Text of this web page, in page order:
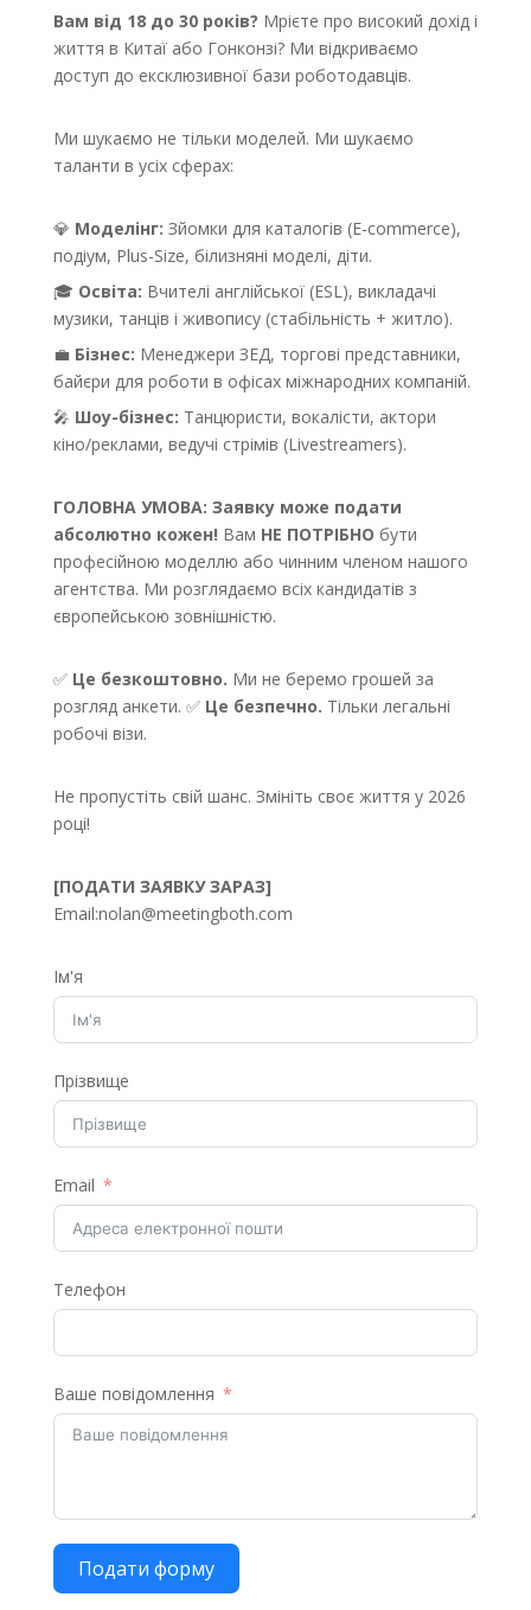
Вам від 18 до 30 років? Мрієте про високий дохід і
життя в Китаї або Гонконзі? Ми відкриваємо
доступ до ексклюзивної бази роботодавців.
Ми шукаємо не тільки моделей. Ми шукаємо
таланти в усіх сферах:
💎 Моделінг: Зйомки для каталогів (E-commerce),
подіум, Plus-Size, білизняні моделі, діти.
🎓 Освіта: Вчителі англійської (ESL), викладачі
музики, танців і живопису (стабільність + житло).
💼 Бізнес: Менеджери ЗЕД, торгові представники,
байєри для роботи в офісах міжнародних компаній.
🎤 Шоу-бізнес: Танцюристи, вокалісти, актори
кіно/реклами, ведучі стрімів (Livestreamers).
ГОЛОВНА УМОВА: Заявку може подати
абсолютно кожен! Вам НЕ ПОТРІБНО бути
професійною моделлю або чинним членом нашого
агентства. Ми розглядаємо всіх кандидатів з
європейською зовнішністю.
✅ Це безкоштовно. Ми не беремо грошей за
розгляд анкети. ✅ Це безпечно. Тільки легальні
робочі візи.
Не пропустіть свій шанс. Змініть своє життя у 2026
році!
[ПОДАТИ ЗАЯВКУ ЗАРАЗ]
Email:nolan@meetingboth.com
Ім'я
Прізвище
Email
Телефон
Ваше повідомлення
Подати форму